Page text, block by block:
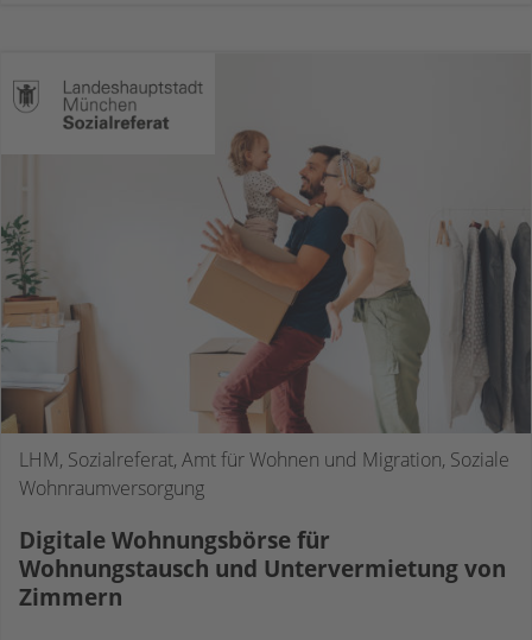
LHM, Sozialreferat, Amt für Wohnen und Migration, Soziale
Wohnraumversorgung
Digitale Wohnungsbörse für
Wohnungstausch und Untervermietung von
Zimmern